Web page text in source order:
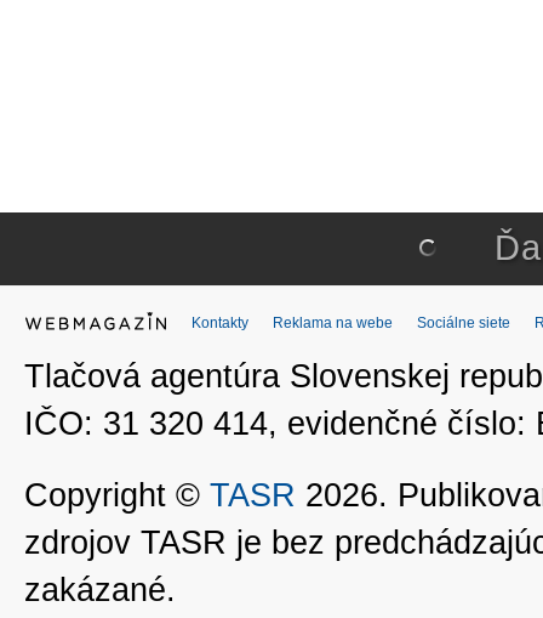
Kontakty Reklama na webe Sociálne siete
Tlačová agentúra Slovenskej
IČO: 31 320 414, evidenčné číslo:
Copyright © TASR 2026.
zdrojov TASR je bez
zakázané.